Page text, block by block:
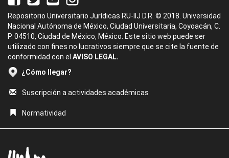
Repositorio Universitario Jurídicas RU-IIJ D.R. © 2018. Universidad
Nacional Autónoma de México, Ciudad Universitaria, Coyoacán, C.
P. 04510, Ciudad de México, México. Este sitio web puede ser
utilizado con fines no lucrativos siempre que se cite la fuente de
conformidad con el AVISO LEGAL.
¿Cómo llegar?
Suscripción a actividades académicas
Normatividad